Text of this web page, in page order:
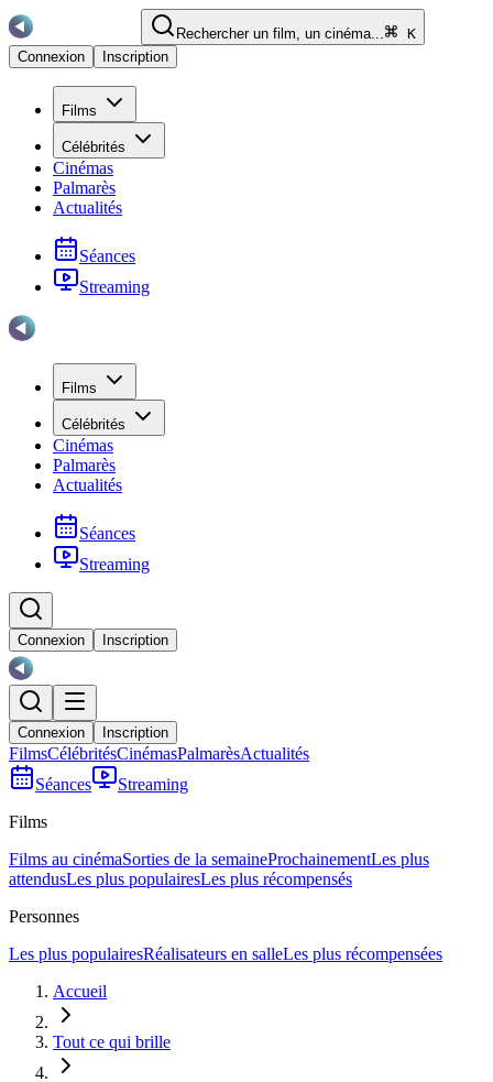
Rechercher un film, un cinéma...
K
Connexion
Inscription
Films
Célébrités
Cinémas
Palmarès
Actualités
Séances
Streaming
Films
Célébrités
Cinémas
Palmarès
Actualités
Séances
Streaming
Connexion Inscription
Connexion Inscription
FilmsCélébritésCinémasPalmarèsActualités
Séances
Streaming
Films
Films au cinémaSorties de la semaineProchainementLes plus
attendusLes plus populairesLes plus récompensés
Personnes
Les plus populairesRéalisateurs en salleLes plus récompensées
Accueil
Tout ce qui brille